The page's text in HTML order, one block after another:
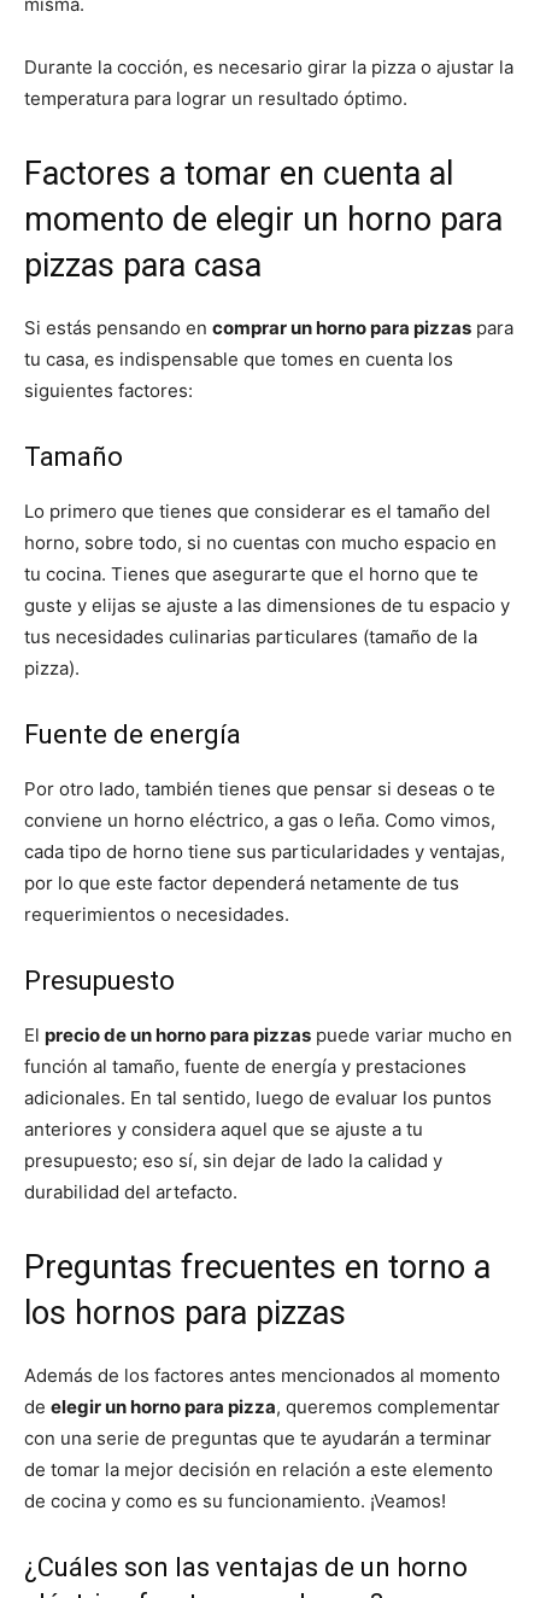
Durante la cocción, es necesario girar la pizza o ajustar la
temperatura para lograr un resultado óptimo.
Factores a tomar en cuenta al
momento de elegir un horno para
pizzas para casa
Si estás pensando en comprar un horno para pizzas para
tu casa, es indispensable que tomes en cuenta los
siguientes factores:
Tamaño
Lo primero que tienes que considerar es el tamaño del
horno, sobre todo, si no cuentas con mucho espacio en
tu cocina. Tienes que asegurarte que el horno que te
guste y elijas se ajuste a las dimensiones de tu espacio y
tus necesidades culinarias particulares (tamaño de la
pizza).
Fuente de energía
Por otro lado, también tienes que pensar si deseas o te
conviene un horno eléctrico, a gas o leña. Como vimos,
cada tipo de horno tiene sus particularidades y ventajas,
por lo que este factor dependerá netamente de tus
requerimientos o necesidades.
Presupuesto
El precio de un horno para pizzas puede variar mucho en
función al tamaño, fuente de energía y prestaciones
adicionales. En tal sentido, luego de evaluar los puntos
anteriores y considera aquel que se ajuste a tu
presupuesto; eso sí, sin dejar de lado la calidad y
durabilidad del artefacto.
Preguntas frecuentes en torno a
los hornos para pizzas
Además de los factores antes mencionados al momento
de elegir un horno para pizza, queremos complementar
con una serie de preguntas que te ayudarán a terminar
de tomar la mejor decisión en relación a este elemento
de cocina y como es su funcionamiento. ¡Veamos!
¿Cuáles son las ventajas de un horno